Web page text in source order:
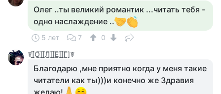
Олег ..ты великий романтик ...читать тебя -
одно наслаждение ..
5 лет 7
0
☤[̲̅О̲̅][̲̅Л̲̅][̲̅Е̲̅][̲̅Г̲̅]☤
Благодарю ,мне приятно когда у меня такие
читатели как ты)))и конечно же Здравия
желаю!